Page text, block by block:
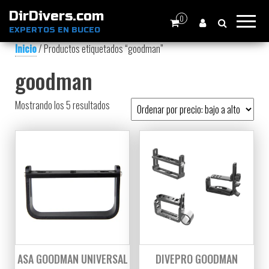
DirDivers.com
EXPERTOS EN BUCEO
0
Inicio/ Productos etiquetados “goodman”
goodman
Mostrando los 5 resultados Ordenado por precio: bajo a alto
ASA GOODMAN UNIVERSAL
DIVEPRO GOODMAN